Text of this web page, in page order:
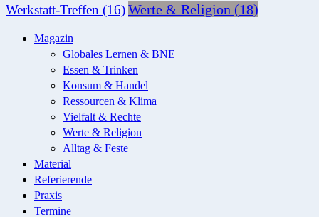
Werkstatt-Treffen (16)Werte & Religion (18)
Magazin
Globales Lernen & BNE
Essen & Trinken
Konsum & Handel
Ressourcen & Klima
Vielfalt & Rechte
Werte & Religion
Alltag & Feste
Material
Referierende
Praxis
Termine